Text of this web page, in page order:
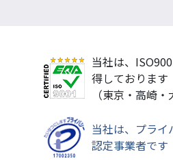
ソリューション開発
省エネ計算(標準入力法対
省エネ計算(モデル建物法対
Revitアドオン Revit MEP
ダクトサイズ選定アプリ
動作環境・認証方式
準拠する基準
プロテクト
ソフトウェア・BIM関連セミ
当社は、
得しております
（東京・高崎・
当社は、プライ
認定事業者です